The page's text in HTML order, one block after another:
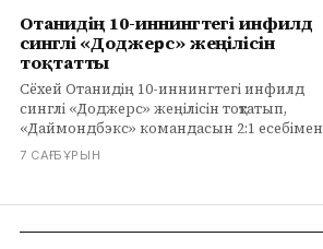
Отанидің 10-иннингтегі инфилд
синглі «Доджерс» жеңілісін
тоқтатты
Сёхей Отанидің 10-иннингтегі инфилд
синглі «Доджерс» жеңілісін тоқтатып,
«Даймондбэкс» командасын 2:1 есебімен
ұтты. Толығырақ infohub.kz сайтында.
7 САҒ БҰРЫН